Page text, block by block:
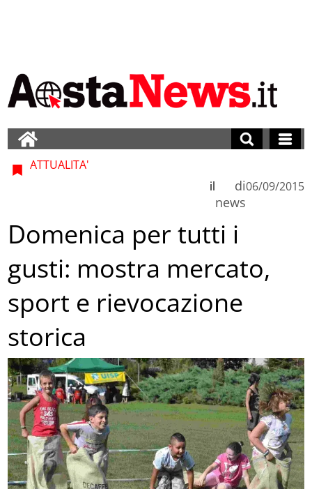
ATTUALITA'
di
news
il 06/09/2015
Domenica per tutti i
gusti: mostra mercato,
sport e rievocazione
storica